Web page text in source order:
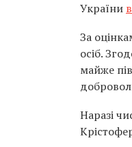
України
За
осіб.
майже
Наразі